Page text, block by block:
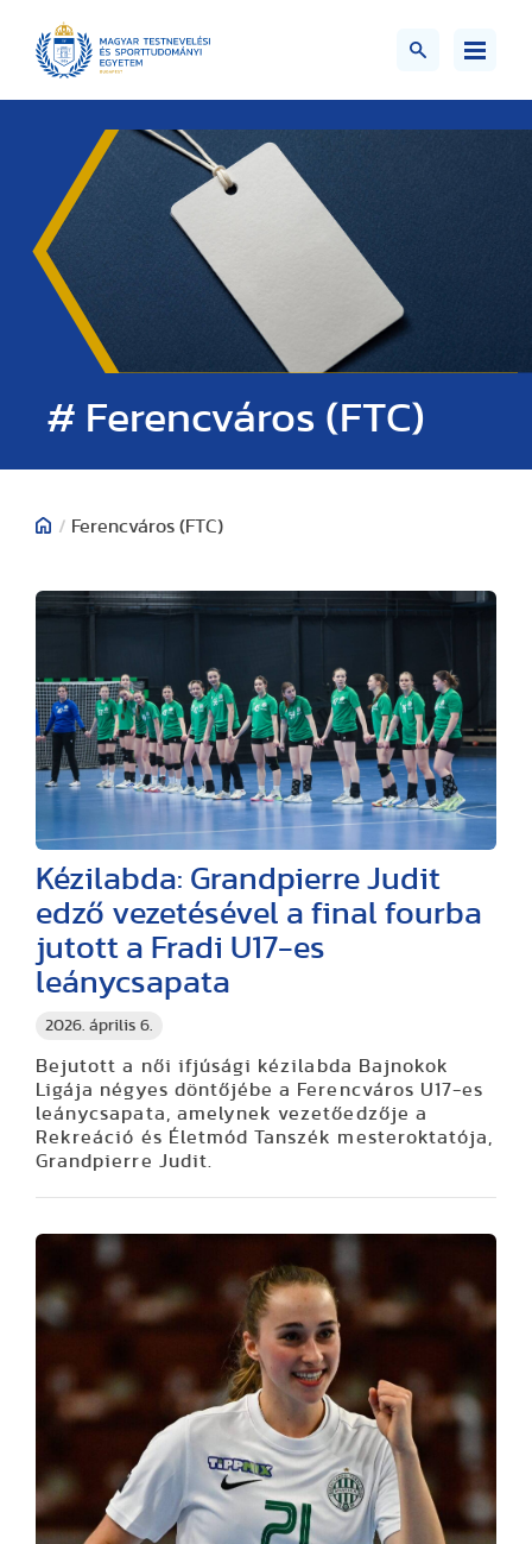
# Ferencváros (FTC)
/ Ferencváros (FTC)
2026. április 6.
Kézilabda: Grandpierre Judit
edző vezetésével a final fourba
jutott a Fradi U17-es
leánycsapata
Bejutott a női ifjúsági kézilabda Bajnokok
Ligája négyes döntőjébe a Ferencváros U17-es
leánycsapata, amelynek vezetőedzője a
Rekreáció és Életmód Tanszék mesteroktatója,
Grandpierre Judit.